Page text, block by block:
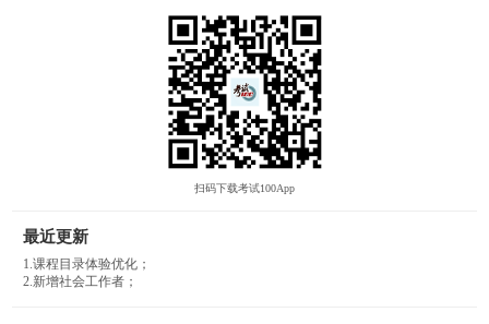
扫码下载考试100App
最近更新
1.课程目录体验优化；
2.新增社会工作者；